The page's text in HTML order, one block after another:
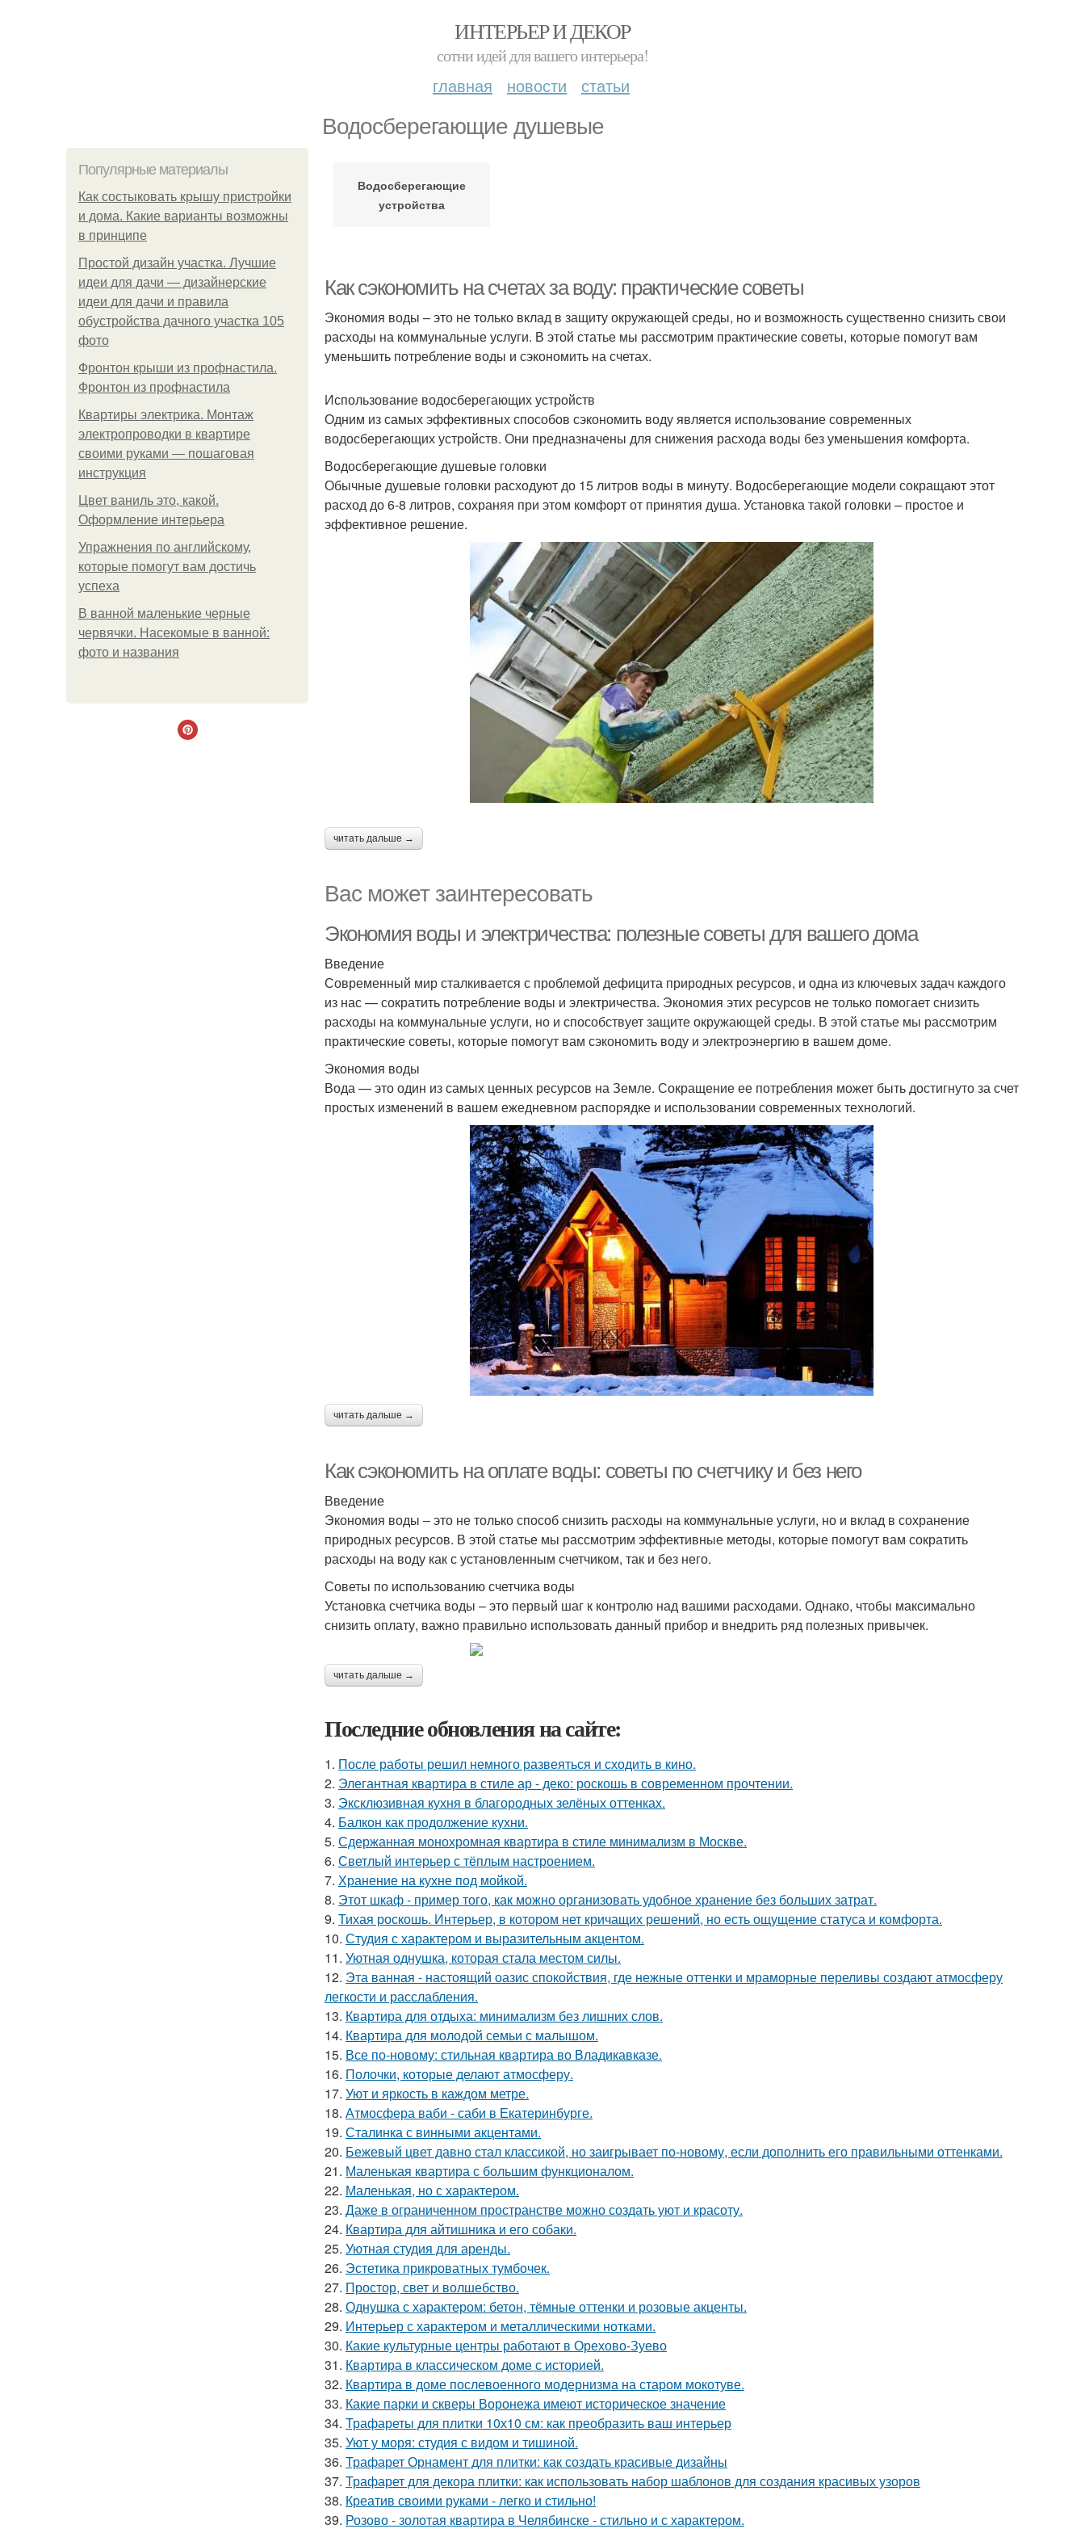
ИНТЕРЬЕР И ДЕКОР
сотни идей для вашего интерьера!
главная новости статьи
Водосберегающие душевые
Популярные материалы
Как состыковать крышу пристройки
и дома. Какие варианты возможны
в принципе
Простой дизайн участка. Лучшие
идеи для дачи — дизайнерские
идеи для дачи и правила
обустройства дачного участка 105
фото
Фронтон крыши из профнастила.
Фронтон из профнастила
Квартиры электрика. Монтаж
электропроводки в квартире
своими руками — пошаговая
инструкция
Цвет ваниль это, какой.
Оформление интерьера
Упражнения по английскому,
которые помогут вам достичь
успеха
В ванной маленькие черные
червячки. Насекомые в ванной:
фото и названия
Водосберегающие
устройства
Как сэкономить на счетах за воду: практические советы
Экономия воды – это не только вклад в защиту окружающей среды, но и возможность существенно снизить свои
расходы на коммунальные услуги. В этой статье мы рассмотрим практические советы, которые помогут вам
уменьшить потребление воды и сэкономить на счетах.
Использование водосберегающих устройств
Одним из самых эффективных способов сэкономить воду является использование современных
водосберегающих устройств. Они предназначены для снижения расхода воды без уменьшения комфорта.
Водосберегающие душевые головки
Обычные душевые головки расходуют до 15 литров воды в минуту. Водосберегающие модели сокращают этот
расход до 6-8 литров, сохраняя при этом комфорт от принятия душа. Установка такой головки – простое и
эффективное решение.
читать дальше →
Вас может заинтересовать
Экономия воды и электричества: полезные советы для вашего дома
Введение
Современный мир сталкивается с проблемой дефицита природных ресурсов, и одна из ключевых задач каждого
из нас — сократить потребление воды и электричества. Экономия этих ресурсов не только помогает снизить
расходы на коммунальные услуги, но и способствует защите окружающей среды. В этой статье мы рассмотрим
практические советы, которые помогут вам сэкономить воду и электроэнергию в вашем доме.
Экономия воды
Вода — это один из самых ценных ресурсов на Земле. Сокращение ее потребления может быть достигнуто за счет
простых изменений в вашем ежедневном распорядке и использовании современных технологий.
читать дальше →
Как сэкономить на оплате воды: советы по счетчику и без него
Введение
Экономия воды – это не только способ снизить расходы на коммунальные услуги, но и вклад в сохранение
природных ресурсов. В этой статье мы рассмотрим эффективные методы, которые помогут вам сократить
расходы на воду как с установленным счетчиком, так и без него.
Советы по использованию счетчика воды
Установка счетчика воды – это первый шаг к контролю над вашими расходами. Однако, чтобы максимально
снизить оплату, важно правильно использовать данный прибор и внедрить ряд полезных привычек.
читать дальше →
Последние обновления на сайте:
1. После работы решил немного развеяться и сходить в кино.
2. Элегантная квартира в стиле ар - деко: роскошь в современном прочтении.
3. Эксклюзивная кухня в благородных зелёных оттенках.
4. Балкон как продолжение кухни.
5. Сдержанная монохромная квартира в стиле минимализм в Москве.
6. Светлый интерьер с тёплым настроением.
7. Хранение на кухне под мойкой.
8. Этот шкаф - пример того, как можно организовать удобное хранение без больших затрат.
9. Тихая роскошь. Интерьер, в котором нет кричащих решений, но есть ощущение статуса и комфорта.
10. Студия с характером и выразительным акцентом.
11. Уютная однушка, которая стала местом силы.
12. Эта ванная - настоящий оазис спокойствия, где нежные оттенки и мраморные переливы создают атмосферу
легкости и расслабления.
13. Квартира для отдыха: минимализм без лишних слов.
14. Квартира для молодой семьи с малышом.
15. Все по-новому: стильная квартира во Владикавказе.
16. Полочки, которые делают атмосферу.
17. Уют и яркость в каждом метре.
18. Атмосфера ваби - саби в Екатеринбурге.
19. Сталинка с винными акцентами.
20. Бежевый цвет давно стал классикой, но заигрывает по-новому, если дополнить его правильными оттенками.
21. Маленькая квартира с большим функционалом.
22. Маленькая, но с характером.
23. Даже в ограниченном пространстве можно создать уют и красоту.
24. Квартира для айтишника и его собаки.
25. Уютная студия для аренды.
26. Эстетика прикроватных тумбочек.
27. Простор, свет и волшебство.
28. Однушка с характером: бетон, тёмные оттенки и розовые акценты.
29. Интерьер с характером и металлическими нотками.
30. Какие культурные центры работают в Орехово-Зуево
31. Квартира в классическом доме с историей.
32. Квартира в доме послевоенного модернизма на старом мокотуве.
33. Какие парки и скверы Воронежа имеют историческое значение
34. Трафареты для плитки 10х10 см: как преобразить ваш интерьер
35. Уют у моря: студия с видом и тишиной.
36. Трафарет Орнамент для плитки: как создать красивые дизайны
37. Трафарет для декора плитки: как использовать набор шаблонов для создания красивых узоров
38. Креатив своими руками - легко и стильно!
39. Розово - золотая квартира в Челябинске - стильно и с характером.